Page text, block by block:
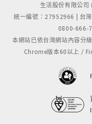
生活股份有限公
統一編號：27952966 | 台
0800-666-
本網站已依台灣網站內容分
Chrome版本60以上 /